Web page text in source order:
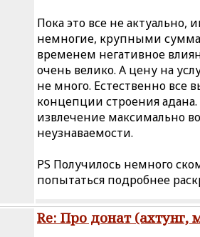
Пока это все не
немногие, крупными
временем негативное
очень велико. А цену на
не много. Естественно
концепции строения
извлечение максимально
неузнаваемости.
PS Получилось немного
попытаться подробнее
Re: Про донат (ахтунг,